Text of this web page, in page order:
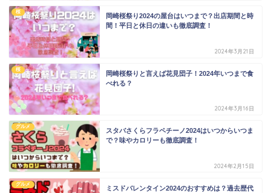
桜
岡崎桜祭り2024の屋台はいつまで？出店期間と時
間！平日と休日の違いも徹底調査！
2024年3月21日
桜
岡崎桜祭りと言えば花見団子！2024年いつまで食
べれる？
2024年3月16日
グルメ
スタバさくらフラペチーノ2024はいつからいつま
で？味やカロリーも徹底調査！
2024年2月15日
グルメ
ミスドバレンタイン2024のおすすめは？過去歴代